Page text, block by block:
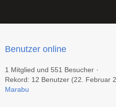
Benutzer online
1 Mitglied und 551 Besucher
Rekord: 12 Benutzer (22. Februar
Marabu